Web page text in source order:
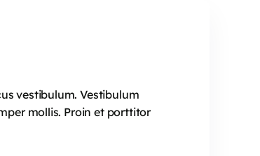
vestibulum. Vestibulum
mollis. Proin et porttitor